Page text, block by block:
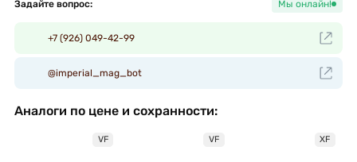
Задайте вопрос: Мы онлайн!
+7 (926) 049-42-99
@imperial_mag_bot
Аналоги по цене и сохранности:
VF VF XF